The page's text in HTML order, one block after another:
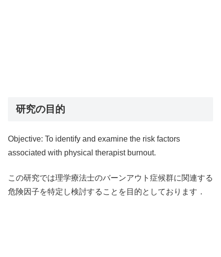
研究の目的
Objective: To identify and examine the risk factors
associated with physical therapist burnout.
この研究では理学療法士のバーンアウト症候群に関連する
危険因子を特定し検討することを目的としております．